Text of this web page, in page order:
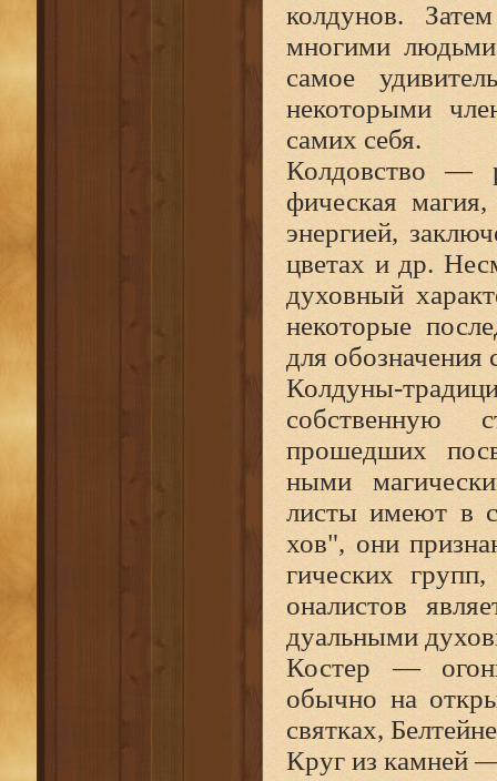
колдунов.
многими
самое
некоторыми
самих себя.
Колдовство —
фическая
энергией,
цветах и др.
духовный
некоторые
для обозначения
Колдуны-
собственную
прошедших
ными
листы имеют в
хов", они
гических
оналистов
дуальными
Костер —
обычно на
святках,
Круг из камней